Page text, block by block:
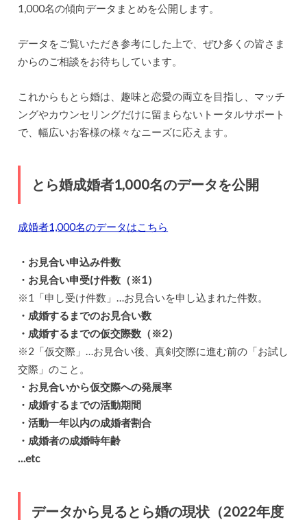
1,000名の傾向データまとめを公開します。
データをご覧いただき参考にした上で、ぜひ多くの皆さま
からのご相談をお待ちしています。
これからもとら婚は、趣味と恋愛の両立を目指し、マッチ
ングやカウンセリングだけに留まらないトータルサポート
で、幅広いお客様の様々なニーズに応えます。
とら婚成婚者1,000名のデータを公開
成婚者1,000名のデータはこちら
・お見合い申込み件数
・お見合い申受け件数（※1）
※1「申し受け件数」…お見合いを申し込まれた件数。
・成婚するまでのお見合い数
・成婚するまでの仮交際数（※2）
※2「仮交際」…お見合い後、真剣交際に進む前の「お試し
交際」のこと。
・お見合いから仮交際への発展率
・成婚するまでの活動期間
・活動一年以内の成婚者割合
・成婚者の成婚時年齢
…etc
データから見るとら婚の現状（2022年度